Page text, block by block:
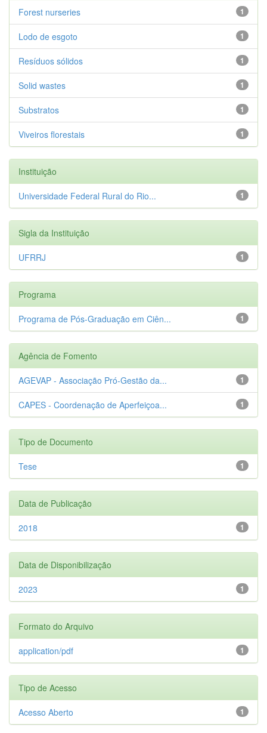
1
Forest nurseries
1
Lodo de esgoto
1
Resíduos sólidos
1
Solid wastes
1
Substratos
1
Viveiros florestais
Instituição
1
Universidade Federal Rural do Rio...
Sigla da Instituição
1
UFRRJ
Programa
1
Programa de Pós-Graduação em Ciên...
Agência de Fomento
1
AGEVAP - Associação Pró-Gestão da...
1
CAPES - Coordenação de Aperfeiçoa...
Tipo de Documento
1
Tese
Data de Publicação
1
2018
Data de Disponibilização
1
2023
Formato do Arquivo
1
application/pdf
Tipo de Acesso
1
Acesso Aberto